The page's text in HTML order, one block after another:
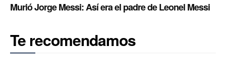
Murió Jorge Messi: Así era el padre de Leonel Messi
Te recomendamos